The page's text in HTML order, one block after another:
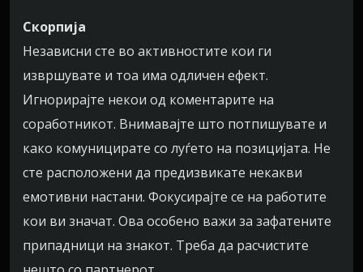
Скорпија
Независни сте во активностите кои ги
извршувате и тоа има одличен ефект.
Игнорирајте некои од коментарите на
соработникот. Внимавајте што потпишувате и
како комуницирате со луѓето на позицијата. Не
сте расположени да предизвикате некакви
емотивни настани. Фокусирајте се на работите
кои ви значат. Ова особено важи за зафатените
припадници на знакот. Треба да расчистите